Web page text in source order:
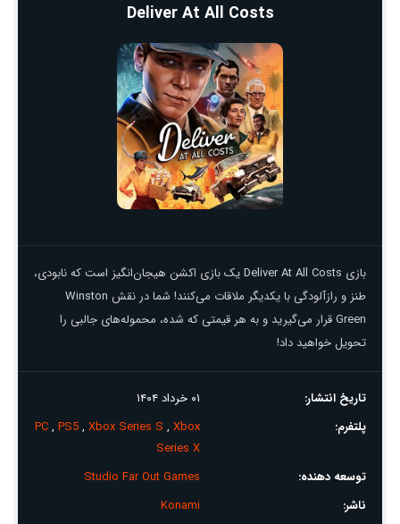
Deliver At All Costs
بازی Deliver At All Costs یک بازی اکشن هیجان‌انگیز است که نابودی،
طنز و رازآلودگی با یکدیگر ملاقات می‌کنند! شما در نقش Winston
Green قرار می‌گیرید و به هر قیمتی که شده، محموله‌های جالبی را
تحویل خواهید داد!
تاریخ انتشار:
۰۱ خرداد ۱۴۰۴
پلتفرم:
PC, PS5, Xbox Series S , Xbox
Series X
توسعه دهنده:
Studio Far Out Games
ناشر:
Konami